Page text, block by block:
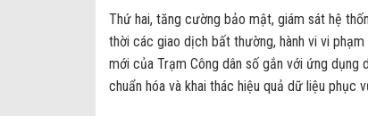
Thứ hai, tăng cường bảo mật, giám sát hệ
thời các giao dịch bất thường, hành vi vi
mới của Trạm Công dân số gắn với ứng
chuẩn hóa và khai thác hiệu quả dữ liệu phục